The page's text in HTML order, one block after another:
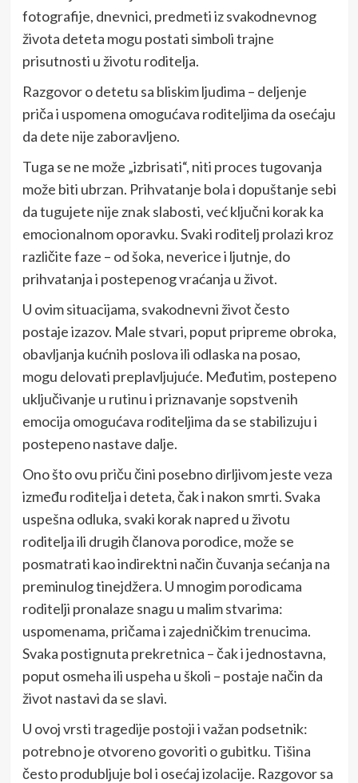
fotografije, dnevnici, predmeti iz svakodnevnog
života deteta mogu postati simboli trajne
prisutnosti u životu roditelja.
Razgovor o detetu sa bliskim ljudima – deljenje
priča i uspomena omogućava roditeljima da osećaju
da dete nije zaboravljeno.
Tuga se ne može „izbrisati“, niti proces tugovanja
može biti ubrzan. Prihvatanje bola i dopuštanje sebi
da tugujete nije znak slabosti, već ključni korak ka
emocionalnom oporavku. Svaki roditelj prolazi kroz
različite faze – od šoka, neverice i ljutnje, do
prihvatanja i postepenog vraćanja u život.
U ovim situacijama, svakodnevni život često
postaje izazov. Male stvari, poput pripreme obroka,
obavljanja kućnih poslova ili odlaska na posao,
mogu delovati preplavljujuće. Međutim, postepeno
uključivanje u rutinu i priznavanje sopstvenih
emocija omogućava roditeljima da se stabilizuju i
postepeno nastave dalje.
Ono što ovu priču čini posebno dirljivom jeste veza
između roditelja i deteta, čak i nakon smrti. Svaka
uspešna odluka, svaki korak napred u životu
roditelja ili drugih članova porodice, može se
posmatrati kao indirektni način čuvanja sećanja na
preminulog tinejdžera. U mnogim porodicama
roditelji pronalaze snagu u malim stvarima:
uspomenama, pričama i zajedničkim trenucima.
Svaka postignuta prekretnica – čak i jednostavna,
poput osmeha ili uspeha u školi – postaje način da
život nastavi da se slavi.
U ovoj vrsti tragedije postoji i važan podsetnik:
potrebno je otvoreno govoriti o gubitku. Tišina
često produbljuje bol i osećaj izolacije. Razgovor sa